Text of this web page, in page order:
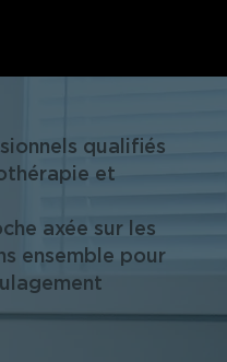
qualifiés
et
axée sur les
ensemble pour